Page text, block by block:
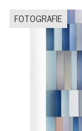
FOTOGRAFIE